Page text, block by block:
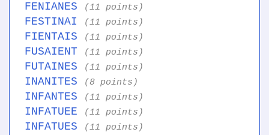
FENIANES (11 points)
FESTINAI (11 points)
FIENTAIS (11 points)
FUSAIENT (11 points)
FUTAINES (11 points)
INANITES (8 points)
INFANTES (11 points)
INFATUEE (11 points)
INFATUES (11 points)